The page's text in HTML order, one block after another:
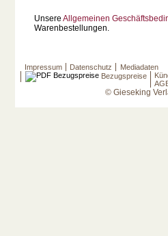
UnsereAllgemeinen
Warenbestellungen.
Impressum Datenschutz
Mediadaten
Bezugspreise
© Gieseking